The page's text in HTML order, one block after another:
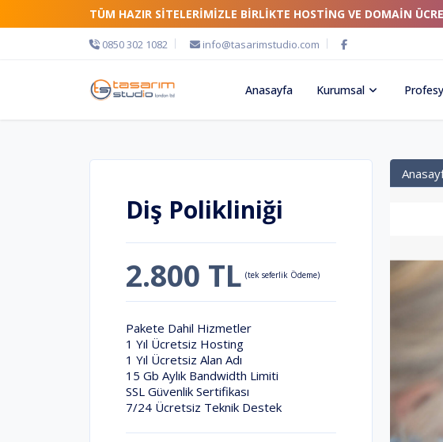
TÜM HAZIR SİTELERİMİZLE BİRLİKTE HOSTİNG VE DOMAİN
0850 302 1082 info@tasarimstudio.com
Anasayfa Kurumsal
Diş Polikliniği
2.800 TL (tek seferlik Ödeme)
Pakete Dahil Hizmetler
1 Yıl Ücretsiz Hosting
1 Yıl Ücretsiz Alan Adı
15 Gb Aylık Bandwidth Limiti
SSL Güvenlik Sertifikası
7/24 Ücretsiz Teknik Destek